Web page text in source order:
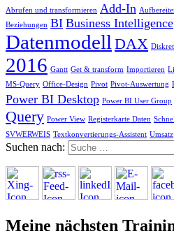
Abrufen und transformieren Add-In
Beziehungen BI Business Intelligence
Datenmodell DAX
2016 Gantt Get & transform Importieren
MS-Query Office-Design Pivot Pivot-Auswertung
Power BI Desktop Power BI User Group
Query Power View Registerkarte Daten
SVWERWEIS Textkonvertierungs-Assistent Umsatz
Suchen nach:
Meine nächsten